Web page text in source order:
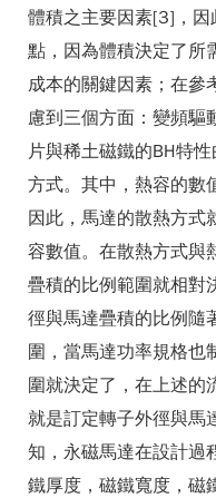
體積之主要因素[3]，
點，因為體積決定了所
成本的關鍵因素；在參
慮到三個方面：變頻驅
片與稀土磁鐵的BH特
方式。其中，熱容的數
因此，馬達的散熱方式
容數值。在散熱方式與
疊積的比例範圍就相對
徑與馬達疊積的比例隨
圍，當馬達功率規格也
圍就決定了，在上述的
就是訂定轉子外徑與馬
知，永磁馬達在設計過
鐵厚度，磁鐵寬度，磁